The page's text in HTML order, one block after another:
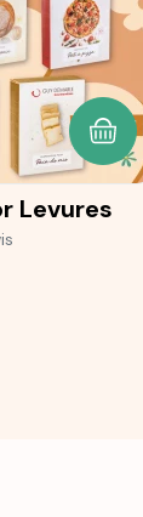
Levures